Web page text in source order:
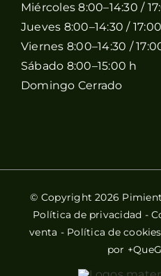
Miércoles 8:00–14:30 /
Jueves 8:00–14:30 /
Viernes 8:00–14:30 /
Sábado 8:00–15:00 h
Domingo Cerrado
© Copyright 2026
Política de privacidad -
venta - Política de cookies
por